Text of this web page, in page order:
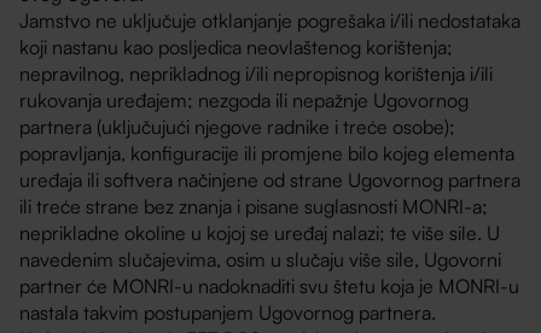
Jamstvo ne uključuje otklanjanje pogrešaka i/ili nedostataka
koji nastanu kao posljedica neovlaštenog korištenja;
nepravilnog, neprikladnog i/ili nepropisnog korištenja i/ili
rukovanja uređajem; nezgoda ili nepažnje Ugovornog
partnera (uključujući njegove radnike i treće osobe);
popravljanja, konfiguracije ili promjene bilo kojeg elementa
uređaja ili softvera načinjene od strane Ugovornog partnera
ili treće strane bez znanja i pisane suglasnosti MONRI-a;
neprikladne okoline u kojoj se uređaj nalazi; te više sile. U
navedenim slučajevima, osim u slučaju više sile, Ugovorni
partner će MONRI-u nadoknaditi svu štetu koja je MONRI-u
nastala takvim postupanjem Ugovornog partnera.